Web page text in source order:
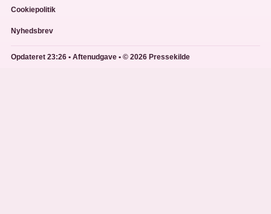
Cookiepolitik
Nyhedsbrev
Opdateret 23:26 • Aftenudgave • © 2026 Pressekilde